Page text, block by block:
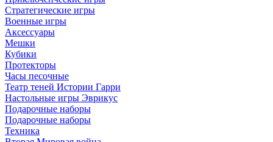
Стратегические игры
Военные игры
Аксессуары
Мешки
Кубики
Протекторы
Часы песочные
Театр теней Истории Гарри
Настольные игры Эврикус
Подарочные наборы
Подарочные наборы
Техника